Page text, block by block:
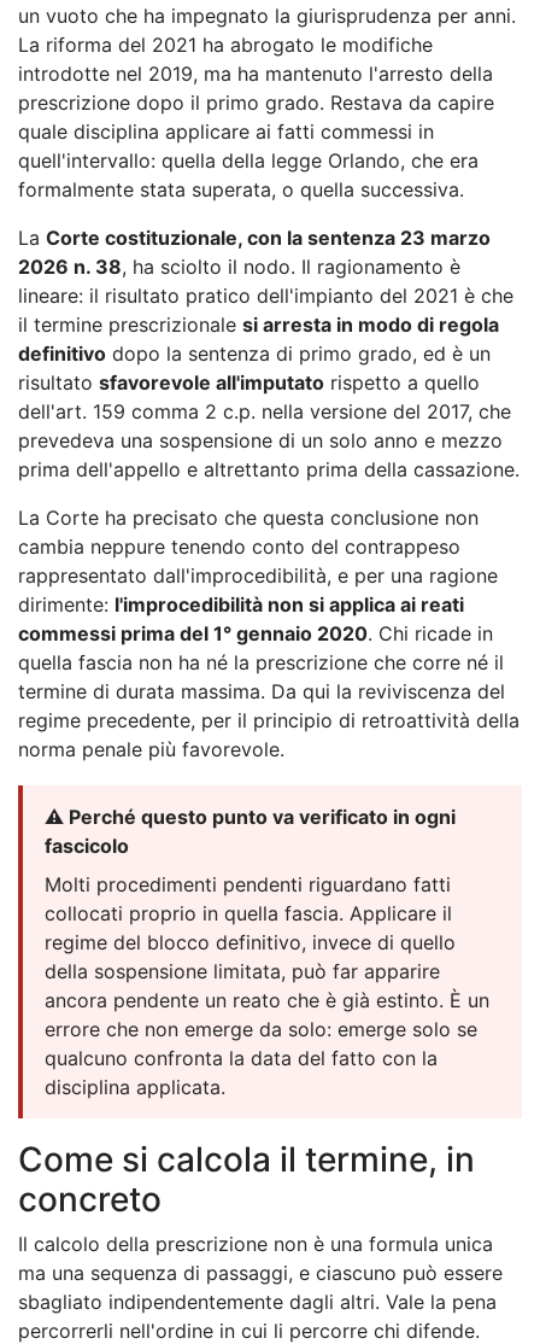
un vuoto che ha impegnato la giurisprudenza per anni.
La riforma del 2021 ha abrogato le modifiche
introdotte nel 2019, ma ha mantenuto l'arresto della
prescrizione dopo il primo grado. Restava da capire
quale disciplina applicare ai fatti commessi in
quell'intervallo: quella della legge Orlando, che era
formalmente stata superata, o quella successiva.
La Corte costituzionale, con la sentenza 23 marzo
2026 n. 38, ha sciolto il nodo. Il ragionamento è
lineare: il risultato pratico dell'impianto del 2021 è che
il termine prescrizionale si arresta in modo di regola
definitivo dopo la sentenza di primo grado, ed è un
risultato sfavorevole all'imputato rispetto a quello
dell'art. 159 comma 2 c.p. nella versione del 2017, che
prevedeva una sospensione di un solo anno e mezzo
prima dell'appello e altrettanto prima della cassazione.
La Corte ha precisato che questa conclusione non
cambia neppure tenendo conto del contrappeso
rappresentato dall'improcedibilità, e per una ragione
dirimente: l'improcedibilità non si applica ai reati
commessi prima del 1° gennaio 2020. Chi ricade in
quella fascia non ha né la prescrizione che corre né il
termine di durata massima. Da qui la reviviscenza del
regime precedente, per il principio di retroattività della
norma penale più favorevole.
⚠️ Perché questo punto va verificato in ogni
fascicolo
Molti procedimenti pendenti riguardano fatti
collocati proprio in quella fascia. Applicare il
regime del blocco definitivo, invece di quello
della sospensione limitata, può far apparire
ancora pendente un reato che è già estinto. È un
errore che non emerge da solo: emerge solo se
qualcuno confronta la data del fatto con la
disciplina applicata.
Come si calcola il termine, in
concreto
Il calcolo della prescrizione non è una formula unica
ma una sequenza di passaggi, e ciascuno può essere
sbagliato indipendentemente dagli altri. Vale la pena
percorrerli nell'ordine in cui li percorre chi difende.